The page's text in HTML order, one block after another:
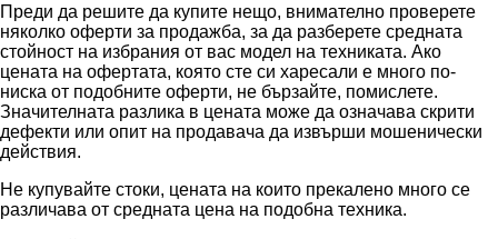
Преди да решите да купите нещо, внимателно проверете
няколко оферти за продажба, за да разберете средната
стойност на избрания от вас модел на техниката. Ако
цената на офертата, която сте си харесали е много по-
ниска от подобните оферти, не бързайте, помислете.
Значителната разлика в цената може да означава скрити
дефекти или опит на продавача да извърши мошенически
действия.
Не купувайте стоки, цената на които прекалено много се
различава от средната цена на подобна техника.